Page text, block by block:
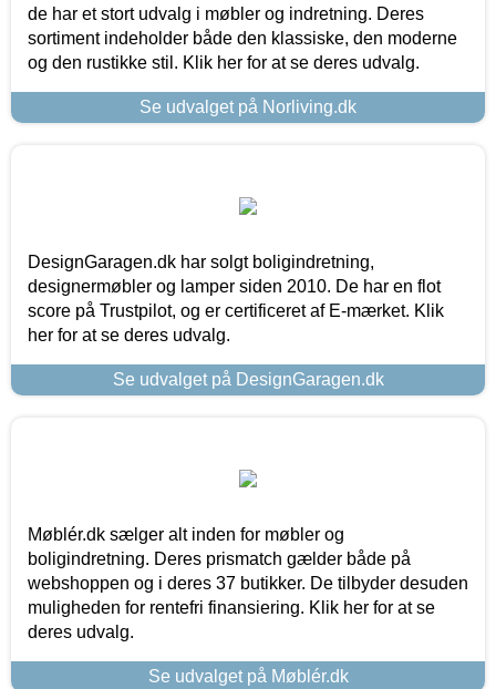
de har et stort udvalg i møbler og indretning. Deres
sortiment indeholder både den klassiske, den moderne
og den rustikke stil. Klik her for at se deres udvalg.
Se udvalget på Norliving.dk
DesignGaragen.dk har solgt boligindretning,
designermøbler og lamper siden 2010. De har en flot
score på Trustpilot, og er certificeret af E-mærket. Klik
her for at se deres udvalg.
Se udvalget på DesignGaragen.dk
Møblér.dk sælger alt inden for møbler og
boligindretning. Deres prismatch gælder både på
webshoppen og i deres 37 butikker. De tilbyder desuden
muligheden for rentefri finansiering. Klik her for at se
deres udvalg.
Se udvalget på Møblér.dk